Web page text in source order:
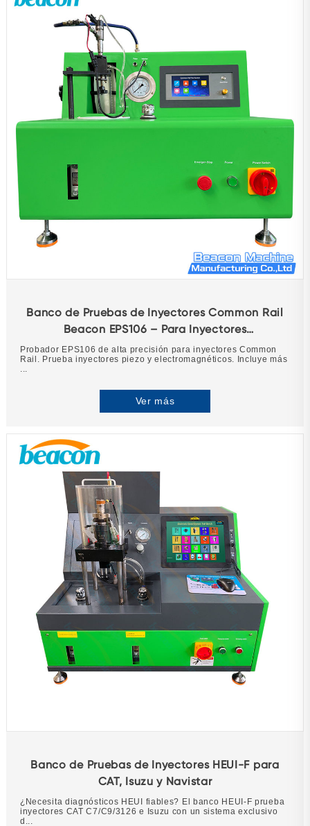
Banco de Pruebas de Inyectores Common Rail
Beacon EPS106 – Para Inyectores
Piezoeléctricos y Electromagnéticos
Probador EPS106 de alta precisión para inyectores Common
Rail. Prueba inyectores piezo y electromagnéticos. Incluye más
...
Ver más
Banco de Pruebas de Inyectores HEUI-F para
CAT, Isuzu y Navistar
¿Necesita diagnósticos HEUI fiables? El banco HEUI-F prueba
inyectores CAT C7/C9/3126 e Isuzu con un sistema exclusivo
d...